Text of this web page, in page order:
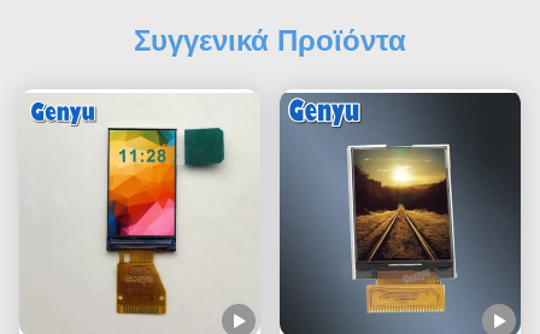
Συγγενικά Προϊόντα